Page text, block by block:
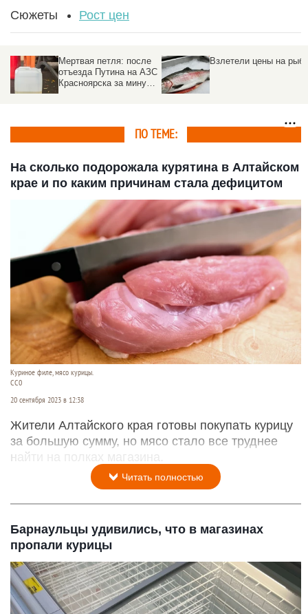
Сюжеты Рост цен
Мертвая петля: после
отъезда Путина на АЗС
Красноярска за минуту
Взлетели цены на рыбу
ПО ТЕМЕ:
На сколько подорожала курятина в Алтайском
крае и по каким причинам стала дефицитом
Куриное филе, мясо курицы.
СС0
20 сентября 2023 в 12:38
Жители Алтайского края готовы покупать курицу
за большую сумму, но мясо стало все труднее
найти на полках магазина.
Читать полностью
Барнаульцы удивились, что в магазинах
пропали курицы